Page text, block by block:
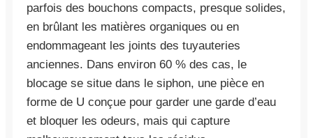
parfois des bouchons compacts, presque solides,
en brûlant les matières organiques ou en
endommageant les joints des tuyauteries
anciennes. Dans environ 60 % des cas, le
blocage se situe dans le siphon, une pièce en
forme de U conçue pour garder une garde d’eau
et bloquer les odeurs, mais qui capture